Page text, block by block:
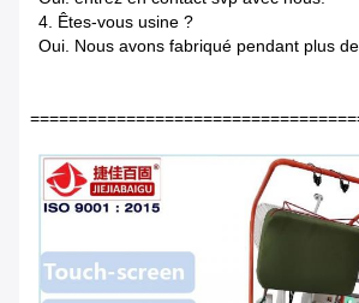
4. Êtes-vous usine ?
Oui. Nous avons fabriqué pendant plus